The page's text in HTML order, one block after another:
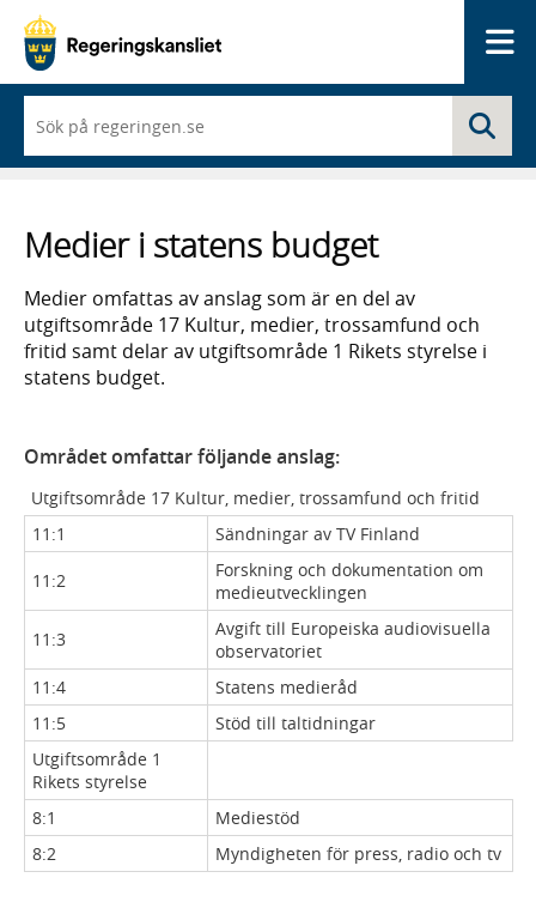
du
börjar
skriva
en
lista
med
sökförslag
Medier i statens budget
Medier omfattas av anslag som är en del av
utgiftsområde 17 Kultur, medier, trossamfund och
fritid samt delar av utgiftsområde 1 Rikets styrelse i
statens budget.
Området omfattar följande anslag:
Utgiftsområde 17 Kultur, medier, trossamfund och fritid
11:1
Sändningar av TV Finland
11:2
Forskning och dokumentation om
medieutvecklingen
11:3
Avgift till Europeiska audiovisuella
observatoriet
11:4
Statens medieråd
11:5
Stöd till taltidningar
Utgiftsområde 1
Rikets styrelse
8:1
Mediestöd
8:2
Myndigheten för press, radio och tv